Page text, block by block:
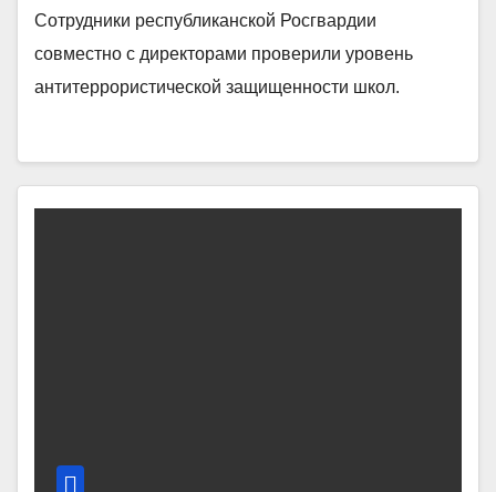
Сотрудники республиканской Росгвардии
совместно с директорами проверили уровень
антитеррористической защищенности школ.